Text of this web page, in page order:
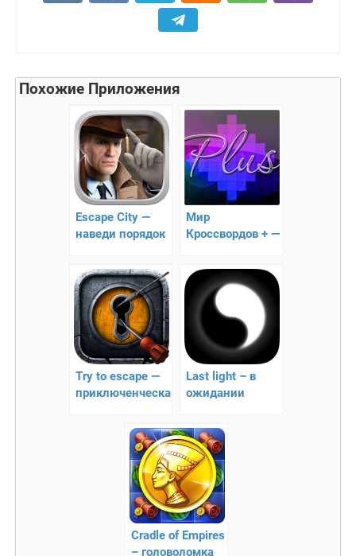
Похожие Приложения
Escape City —
наведи порядок
Мир
Кроссвордов + —
Андроид
Try to escape —
приключенческая
Last light – в
ожидании
Cradle of Empires
– головоломка